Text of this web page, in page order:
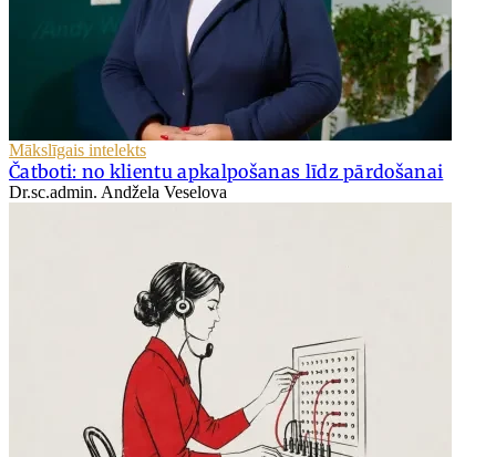
Mākslīgais intelekts
Čatboti: no klientu apkalpošanas līdz pārdošanai
Dr.sc.admin. Andžela Veselova